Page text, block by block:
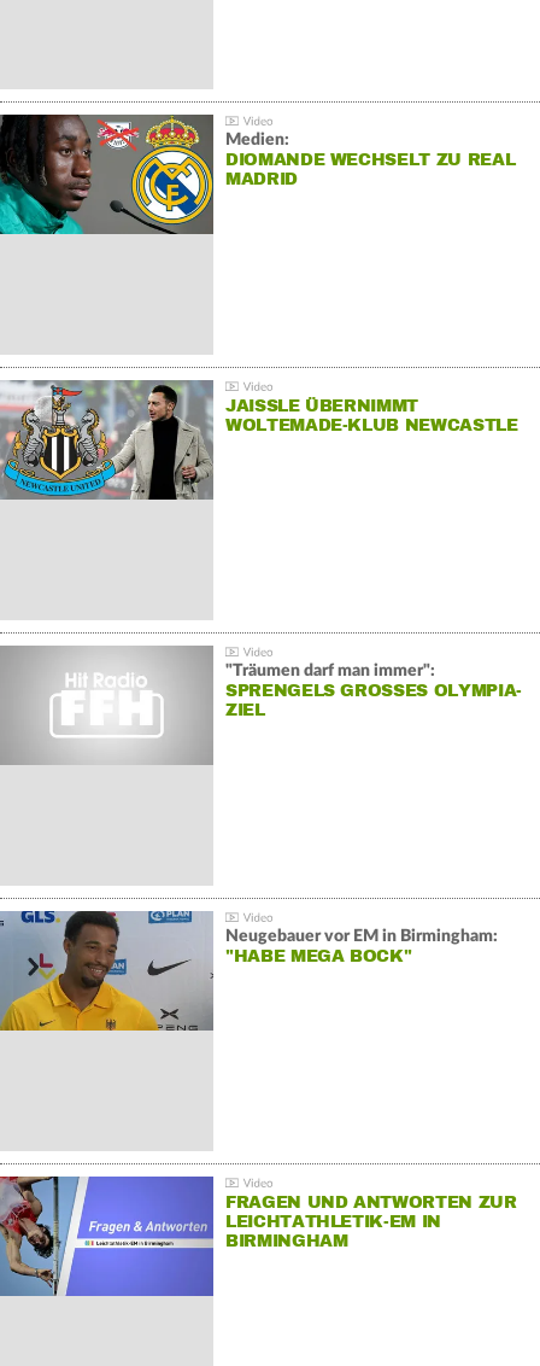
Medien:
DIOMANDE WECHSELT ZU REAL
MADRID
JAISSLE ÜBERNIMMT
WOLTEMADE-KLUB NEWCASTLE
"Träumen darf man immer":
SPRENGELS GROSSES OLYMPIA-Z
IEL
Neugebauer vor EM in Birmingham:
"HABE MEGA BOCK"
FRAGEN UND ANTWORTEN ZUR
LEICHTATHLETIK-EM IN
BIRMINGHAM